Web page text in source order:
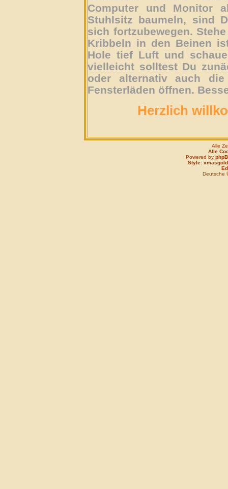
Computer und Monitor
Stuhlsitz baumeln, sind
sich fortzubewegen.
Kribbeln in den Beinen
Hole tief Luft und
vielleicht solltest Du
oder alternativ auch
Fensterläden öffnen.
Herzlich
Alle
Alle
Powered by
Style: xmasgold
Deutsche